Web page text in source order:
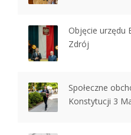
Objęcie urzędu
Zdrój
Społeczne
Konstytucji 3